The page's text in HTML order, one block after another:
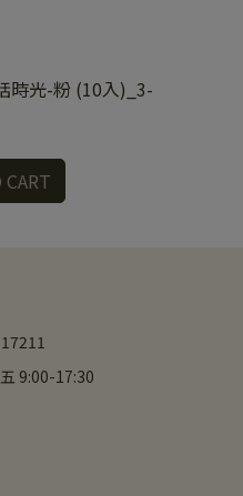
時光-粉 (10入)_3-
9:00-17:30